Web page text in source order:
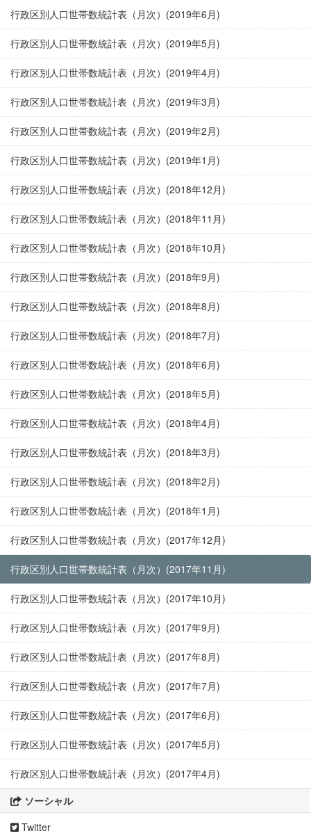
行政区別人口世帯数統計表（月次）(2019年6月)
行政区別人口世帯数統計表（月次）(2019年5月)
行政区別人口世帯数統計表（月次）(2019年4月)
行政区別人口世帯数統計表（月次）(2019年3月)
行政区別人口世帯数統計表（月次）(2019年2月)
行政区別人口世帯数統計表（月次）(2019年1月)
行政区別人口世帯数統計表（月次）(2018年12月)
行政区別人口世帯数統計表（月次）(2018年11月)
行政区別人口世帯数統計表（月次）(2018年10月)
行政区別人口世帯数統計表（月次）(2018年9月)
行政区別人口世帯数統計表（月次）(2018年8月)
行政区別人口世帯数統計表（月次）(2018年7月)
行政区別人口世帯数統計表（月次）(2018年6月)
行政区別人口世帯数統計表（月次）(2018年5月)
行政区別人口世帯数統計表（月次）(2018年4月)
行政区別人口世帯数統計表（月次）(2018年3月)
行政区別人口世帯数統計表（月次）(2018年2月)
行政区別人口世帯数統計表（月次）(2018年1月)
行政区別人口世帯数統計表（月次）(2017年12月)
行政区別人口世帯数統計表（月次）(2017年11月)
行政区別人口世帯数統計表（月次）(2017年10月)
行政区別人口世帯数統計表（月次）(2017年9月)
行政区別人口世帯数統計表（月次）(2017年8月)
行政区別人口世帯数統計表（月次）(2017年7月)
行政区別人口世帯数統計表（月次）(2017年6月)
行政区別人口世帯数統計表（月次）(2017年5月)
行政区別人口世帯数統計表（月次）(2017年4月)
ソーシャル
Twitter